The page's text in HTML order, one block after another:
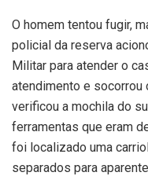
O homem tentou fugir,
policial da reserva
Militar para atender o
atendimento e
verificou a mochila do
ferramentas que eram
foi localizado uma
separados para